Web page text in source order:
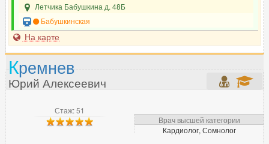
Летчика Бабушкина д. 48Б
Бабушкинская
На карте
Стаж: 51
Врач высшей категории
Кардиолог, Сомнолог
Кремнев
Юрий Алексеевич